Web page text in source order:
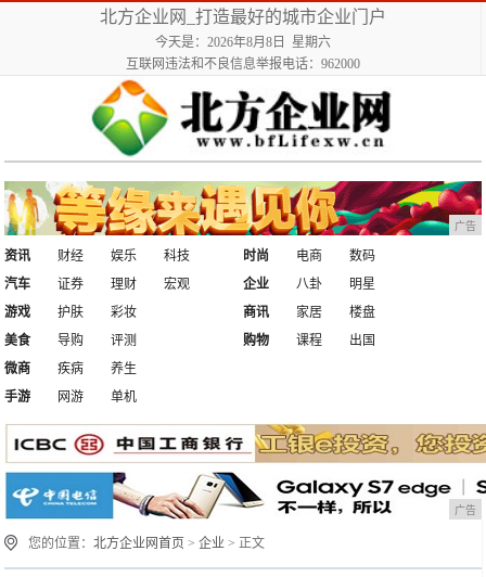
北方企业网_打造最好的城市企业门户
今天是：2026年8月8日 星期六
互联网违法和不良信息举报电话：962000
广告
资讯 财经 娱乐
科技
汽车
证券 理财 宏观
时尚 电商
数码
企业
八卦
明星
游戏
护肤
彩妆
美食
导购 评测
商讯 家居
楼盘
购物
课程
出国
微商
疾病
养生
手游
网游 单机
广告
您的位置：北方企业网首页 >企业 > 正文